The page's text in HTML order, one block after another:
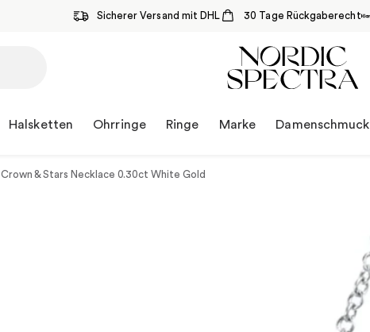
Sicherer Versand mit DHL 30 Tage Rückgaberecht
Halsketten Ohrringe Ringe Marke Damenschmuck
Crown & Stars Necklace 0.30ct White Gold